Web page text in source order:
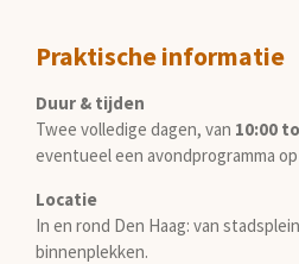
Praktische informatie
Duur & tijden
Twee volledige dagen, van 10:00
eventueel een avondprogramma
Locatie
In en rond Den Haag: van
binnenplekken.